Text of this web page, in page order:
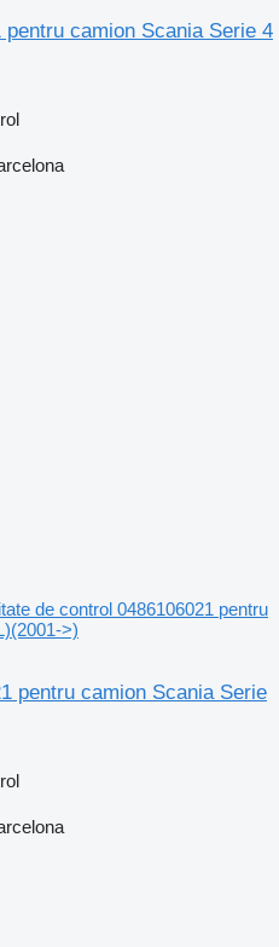
camion Scania Serie 4
de control 0486106021 pentru
>)
pentru camion Scania Serie